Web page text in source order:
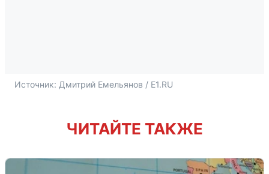
Источник: Дмитрий Емельянов / E1.RU
ЧИТАЙТЕ ТАКЖЕ